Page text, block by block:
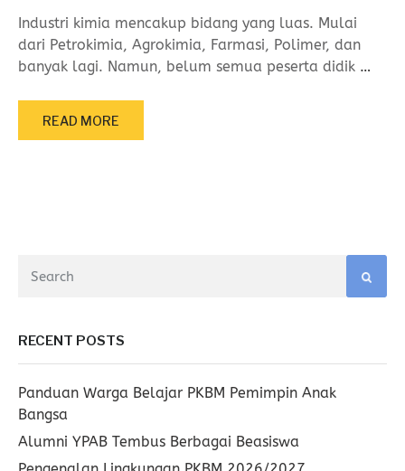
Industri kimia mencakup bidang yang luas. Mulai
dari Petrokimia, Agrokimia, Farmasi, Polimer, dan
banyak lagi. Namun, belum semua peserta didik …
READ MORE
RECENT POSTS
Panduan Warga Belajar PKBM Pemimpin Anak
Bangsa
Alumni YPAB Tembus Berbagai Beasiswa